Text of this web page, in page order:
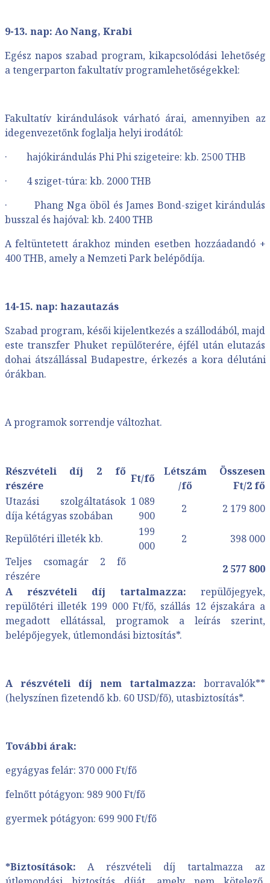
9-13. nap: Ao Nang, Krabi
Egész napos szabad program, kikapcsolódási lehetőség
a tengerparton fakultatív programlehetőségekkel:
Fakultatív kirándulások várható árai, amennyiben az
idegenvezetőnk foglalja helyi irodától:
· hajókirándulás Phi Phi szigeteire: kb. 2500 THB
· 4 sziget-túra: kb. 2000 THB
· Phang Nga öböl és James Bond-sziget kirándulás
busszal és hajóval: kb. 2400 THB
A feltüntetett árakhoz minden esetben hozzáadandó +
400 THB, amely a Nemzeti Park belépődíja.
14-15. nap: hazautazás
Szabad program, késői kijelentkezés a szállodából, majd
este transzfer Phuket repülőterére, éjfél után elutazás
dohai átszállással Budapestre, érkezés a kora délutáni
órákban.
A programok sorrendje változhat.
Részvételi díj 2 fő
részére
Ft/fő
Létszám
/fő
Összesen
Ft/2 fő
Utazási szolgáltatások
díja kétágyas szobában
1 089
900
2 2 179 800
Repülőtéri illeték kb.
199
000
2
398 000
Teljes csomagár 2 fő
részére
2 577 800
A részvételi díj tartalmazza: repülőjegyek,
repülőtéri illeték 199 000 Ft/fő, szállás 12 éjszakára a
megadott ellátással, programok a leírás szerint,
belépőjegyek, útlemondási biztosítás*.
A részvételi díj nem tartalmazza: borravalók**
(helyszínen fizetendő kb. 60 USD/fő), utasbiztosítás*.
További árak:
egyágyas felár: 370 000 Ft/fő
felnőtt pótágyon: 989 900 Ft/fő
gyermek pótágyon: 699 900 Ft/fő
*Biztosítások: A részvételi díj tartalmazza az